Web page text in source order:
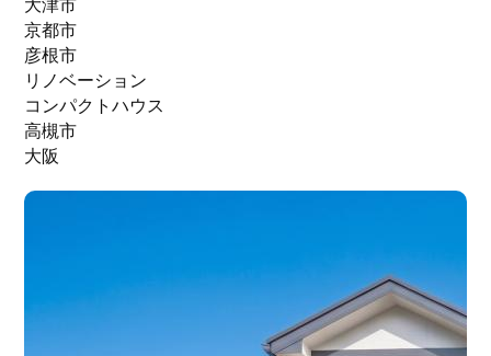
京都市
彦根市
リノベーション
コンパクトハウス
高槻市
大阪